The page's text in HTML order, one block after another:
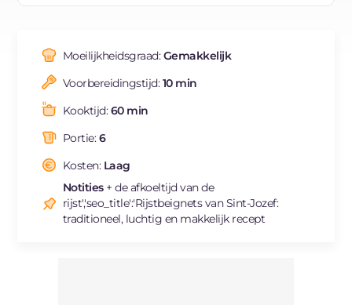
ES
FR
BR
Moeilijkheidsgraad:Gemakkelijk
Voorbereidingstijd:10 min
Kooktijd:60 min
Portie:6
Kosten: Laag
Notities+ de afkoeltijd van de
rijst','seo_title':'Rijstbeignets van Sint-Jozef:
traditioneel, luchtig en makkelijk recept